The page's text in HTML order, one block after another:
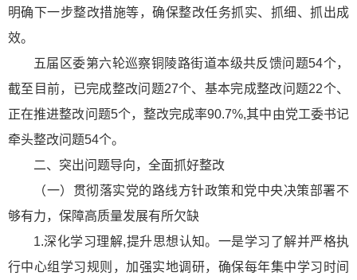
明确下一步整改措施等，确保整改任务抓实、抓细、抓出成
效。
五届区委第六轮巡察铜陵路街道本级共反馈问题54个，
截至目前，已完成整改问题27个、基本完成整改问题22个、
正在推进整改问题5个，整改完成率90.7%,其中由党工委书记
牵头整改问题54个。
二、突出问题导向，全面抓好整改
（一）贯彻落实党的路线方针政策和党中央决策部署不
够有力，保障高质量发展有所欠缺
1.深化学习理解,提升思想认知。一是学习了解并严格执
行中心组学习规则，加强实地调研，确保每年集中学习时间